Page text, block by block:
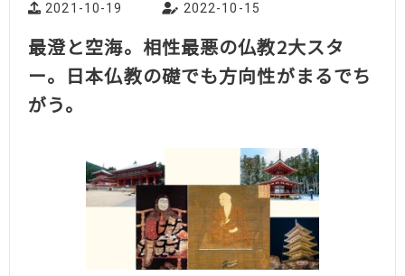
2021-10-19 2022-10-15
最澄と空海。相性最悪の仏教2大スタ
ー。日本仏教の礎でも方向性がまるでち
がう。